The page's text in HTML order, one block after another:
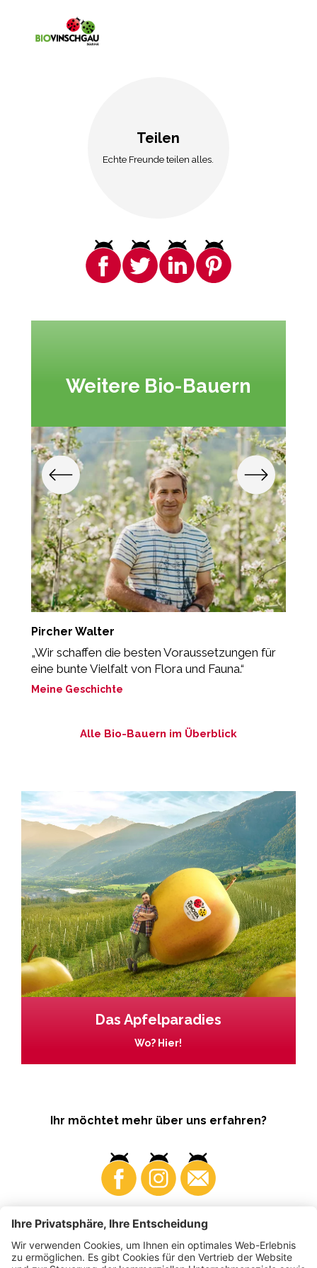
Teilen
Echte Freunde teilen alles.
Weitere Bio-Bauern
Pircher Walter
„Wir schaffen die besten Voraussetzungen für
eine bunte Vielfalt von Flora und Fauna.“
Meine Geschichte
Alle Bio-Bauern im Überblick
Das Apfelparadies
Wo? Hier!
Ihr möchtet mehr über uns erfahren?
Business Produzenten